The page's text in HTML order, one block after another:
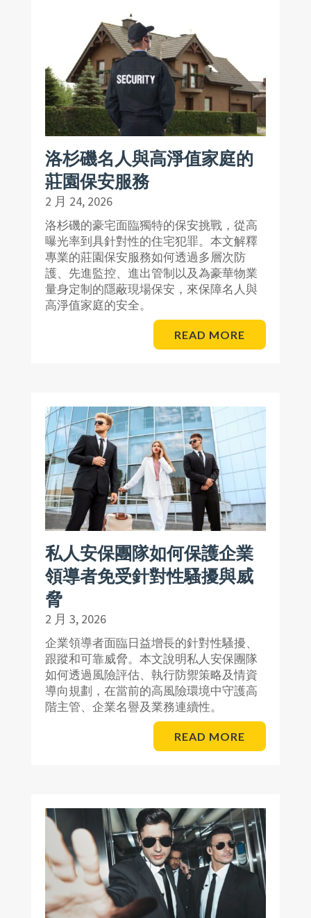
洛杉磯名人與高淨值家庭的
莊園保安服務
2 月 24, 2026
洛杉磯的豪宅面臨獨特的保安挑戰，從高
曝光率到具針對性的住宅犯罪。本文解釋
專業的莊園保安服務如何透過多層次防
護、先進監控、進出管制以及為豪華物業
量身定制的隱蔽現場保安，來保障名人與
高淨值家庭的安全。
READ MORE
私人安保團隊如何保護企業
領導者免受針對性騷擾與威
脅
2 月 3, 2026
企業領導者面臨日益增長的針對性騷擾、
跟蹤和可靠威脅。本文說明私人安保團隊
如何透過風險評估、執行防禦策略及情資
導向規劃，在當前的高風險環境中守護高
階主管、企業名譽及業務連續性。
READ MORE